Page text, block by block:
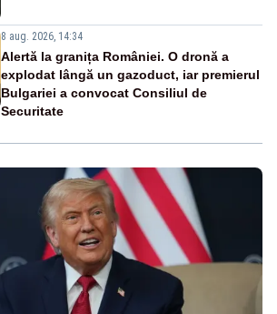
8 aug. 2026, 14:34
Alertă la granița României. O dronă a
explodat lângă un gazoduct, iar premierul
Bulgariei a convocat Consiliul de
Securitate